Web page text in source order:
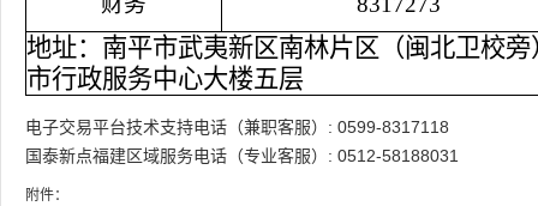
地址：南平市武夷新区南林片区（闽北卫校旁
市行政服务中心大楼五层
电子交易平台技术支持电话（兼职客服）: 0599-8317118
国泰新点福建区域服务电话（专业客服）: 0512-58188031
附件：